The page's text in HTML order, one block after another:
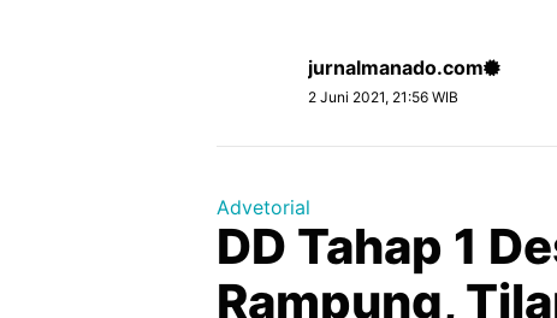
jurnalmanado.com
2 Juni 2021, 21:56 WIB
Advetorial
DD Tahap 1
Rampung,